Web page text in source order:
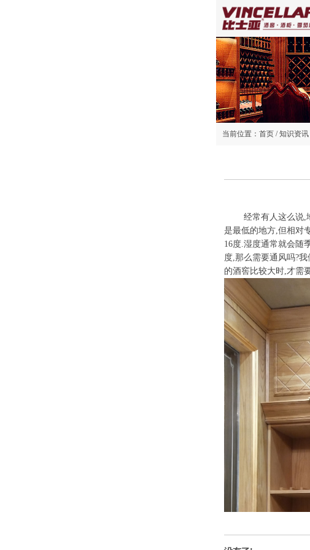
当前位置： 首页 / 知识资
经常有人这么说,
是最低的地方,但相对
16度.湿度通常就会随
度,那么需要通风吗?
的酒窖比较大时,才需